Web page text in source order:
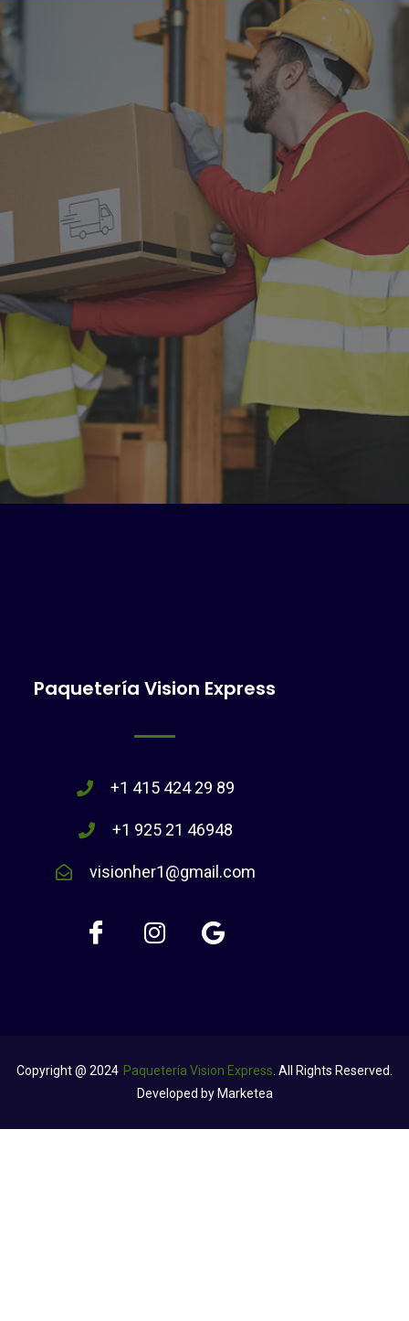
Paquetería Vision Express
+1 415 424 29 89
+1 925 21 46948
visionher1@gmail.com
Copyright @ 2024 Paquetería Vision Express . All Rights Reserved.
Developed by Marketea